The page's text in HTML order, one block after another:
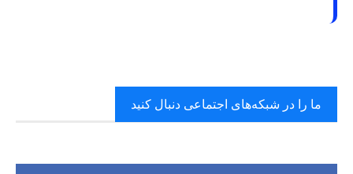
ما را در شبکه‌های اجتماعی دنبال کنید